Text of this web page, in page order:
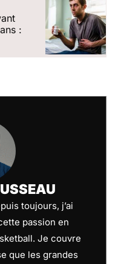
:
toujours, j’ai
passion en
Je couvre
que les grandes